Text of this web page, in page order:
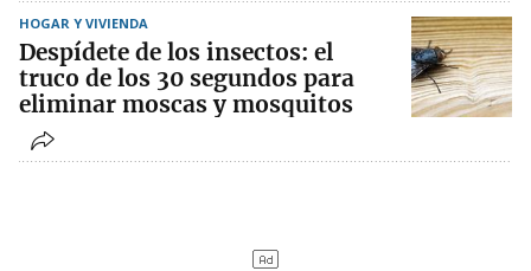
HOGAR Y VIVIENDA
Despídete de los insectos: el
truco de los 30 segundos para
eliminar moscas y mosquitos